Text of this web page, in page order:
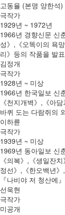
고동율 (본명 양한석)
극작가
1929년 ~ 1972년
1966년 경향신문 신
성》,《오똑이의 욕
리》등의 작품을 발
김정개
극작가
1928년 ~ 미상
1966년 한국일보 신
《천지개벽》,《아
바퀴 도는 다람쥐의
이하륜
극작가
1939년 ~ 미상
1969년 동아일보 신
《의복》,《생일잔
정선》,《한오백년
『나비야 저 청산에
선욱현
극작가
미공개